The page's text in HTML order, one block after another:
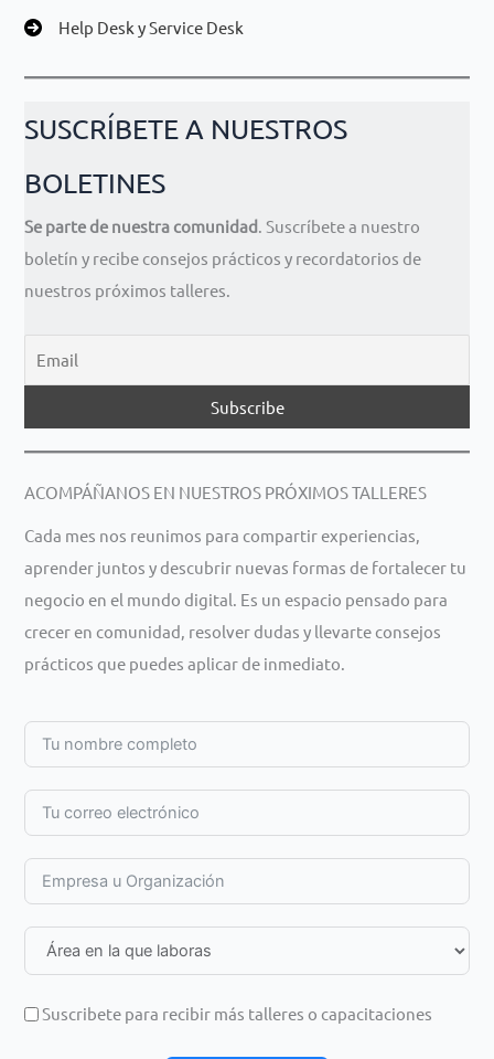
Help Desk y Service Desk
SUSCRÍBETE A NUESTROS
BOLETINES
Se parte de nuestra comunidad. Suscríbete a nuestro
boletín y recibe consejos prácticos y recordatorios de
nuestros próximos talleres.
ACOMPÁÑANOS EN NUESTROS PRÓXIMOS TALLERES
Cada mes nos reunimos para compartir experiencias,
aprender juntos y descubrir nuevas formas de fortalecer tu
negocio en el mundo digital. Es un espacio pensado para
crecer en comunidad, resolver dudas y llevarte consejos
prácticos que puedes aplicar de inmediato.
Suscribete para recibir más talleres o capacitaciones